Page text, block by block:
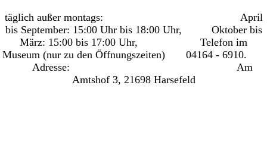
täglich außer montags: April
bis September: 15:00 Uhr bis 18:00 Uhr, Oktober bis
März: 15:00 bis 17:00 Uhr, Telefon im
Museum (nur zu den Öffnungszeiten) 04164 - 6910.
Adresse: Am
Amtshof 3, 21698 Harsefeld